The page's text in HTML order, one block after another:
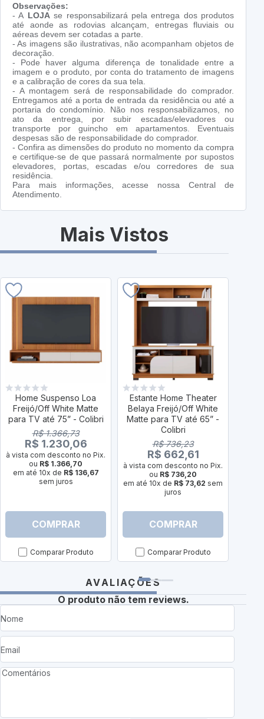
Observações:
- A LOJAse responsabilizará pela entrega dos produtos
até aonde as rodovias alcançam, entregas fluviais ou
aéreas devem ser cotadas a parte.
- As imagens são ilustrativas, não acompanham objetos de
decoração.
- Pode haver alguma diferença de tonalidade entre a
imagem e o produto, por conta do tratamento de imagens
e a calibração de cores da sua tela.
- A montagem será de responsabilidade do comprador.
Entregamos até a porta de entrada da residência ou até a
portaria do condomínio. Não nos responsabilizamos, no
ato da entrega, por subir escadas/elevadores ou
transporte por guincho em apartamentos. Eventuais
despesas são de responsabilidade do comprador.
- Confira as dimensões do produto no momento da compra
e certifique-se de que passará normalmente por supostos
elevadores, portas, escadas e/ou corredores de sua
residência.
Para mais informações, acesse nossa Central de
Atendimento.
Mais Vistos
Home Suspenso Loa
Freijó/Off White Matte
para TV até 75” - Colibri
R$ 1.366,73
R$ 1.230,06
à vista com desconto no Pix.
ou R$ 1.366,70
em até 10x de R$ 136,67
sem juros
COMPRAR
Comparar Produto
Estante Home Theater
Belaya Freijó/Off White
Matte para TV até 65” -
Colibri
R$ 736,23
R$ 662,61
à vista com desconto no Pix.
ou R$ 736,20
em até 10x de R$ 73,62 sem
juros
COMPRAR
Comparar Produto
AVALIAÇÕES
O produto não tem reviews.